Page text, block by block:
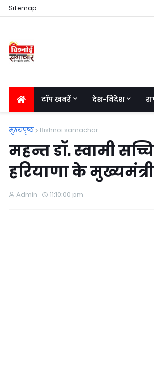
Sitemap
टॉप खबरें देश-विदेश
मुख्यपृष्ठ Bishnoi samachar
महन्त डॉ. स्वामी
हरियाणा के
Admin 11:10:00 pm